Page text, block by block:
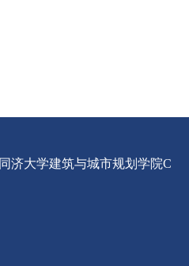
济大学建筑与城市规划学院C